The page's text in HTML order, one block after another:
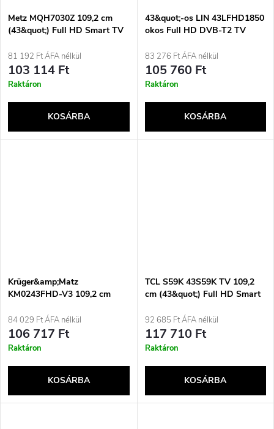
Metz MQH7030Z 109,2 cm
(43&quot;) Full HD Smart TV
81 192 Ft ÁFA nélkül
103 114 Ft
Raktáron
KOSÁRBA
43&quot;-os LIN 43LFHD1850
okos Full HD DVB-T2 TV
83 276 Ft ÁFA nélkül
105 760 Ft
Raktáron
KOSÁRBA
Krüger&amp;Matz
KM0243FHD-V3 109,2 cm
Fi Fekete
84 029 Ft ÁFA nélkül
106 717 Ft
Raktáron
KOSÁRBA
TCL S59K 43S59K TV 109,2
cm (43&quot;) Full HD Smart
92 685 Ft ÁFA nélkül
117 710 Ft
Raktáron
KOSÁRBA